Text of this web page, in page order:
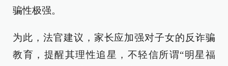
骗性极强。
为此，法官建议，家长应加强对子女的反诈骗
教育，提醒其理性追星，不轻信所谓“明星福